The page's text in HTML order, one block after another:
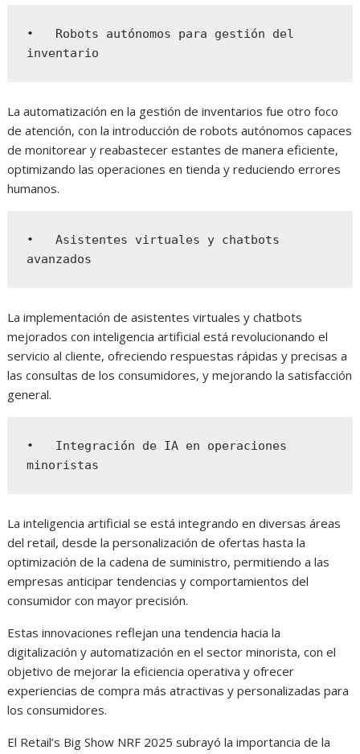
•   Robots autónomos para gestión del
inventario
La automatización en la gestión de inventarios fue otro foco
de atención, con la introducción de robots autónomos capaces
de monitorear y reabastecer estantes de manera eficiente,
optimizando las operaciones en tienda y reduciendo errores
humanos.
•   Asistentes virtuales y chatbots
avanzados
La implementación de asistentes virtuales y chatbots
mejorados con inteligencia artificial está revolucionando el
servicio al cliente, ofreciendo respuestas rápidas y precisas a
las consultas de los consumidores, y mejorando la satisfacción
general.
•   Integración de IA en operaciones
minoristas
La inteligencia artificial se está integrando en diversas áreas
del retail, desde la personalización de ofertas hasta la
optimización de la cadena de suministro, permitiendo a las
empresas anticipar tendencias y comportamientos del
consumidor con mayor precisión.
Estas innovaciones reflejan una tendencia hacia la
digitalización y automatización en el sector minorista, con el
objetivo de mejorar la eficiencia operativa y ofrecer
experiencias de compra más atractivas y personalizadas para
los consumidores.
El Retail’s Big Show NRF 2025 subrayó la importancia de la